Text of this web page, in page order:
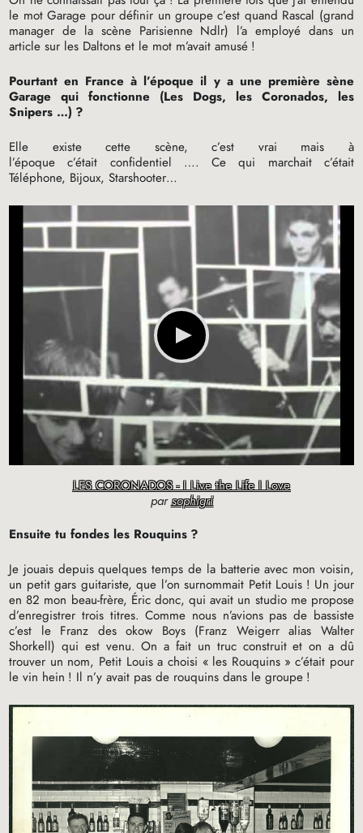
le mot Garage pour définir un groupe c’est quand Rascal (grand
manager de la scène Parisienne Ndlr) l’a employé dans un
article sur les Daltons et le mot m’avait amusé !
Pourtant en France à l’époque il y a une première sène
Garage qui fonctionne (Les Dogs, les Coronados, les
Snipers …) ?
Elle existe cette scène, c’est vrai mais à
l’époque c’était confidentiel …. Ce qui marchait c’était
Téléphone, Bijoux, Starshooter…
LES CORONADOS - I Live the Life I Love
parsophigri
Ensuite tu fondes les Rouquins ?
Je jouais depuis quelques temps de la batterie avec mon voisin,
un petit gars guitariste, que l’on surnommait Petit Louis ! Un jour
en 82 mon beau-frère, Éric donc, qui avait un studio me propose
d’enregistrer trois titres. Comme nous n’avions pas de bassiste
c’est le Franz des okow Boys (Franz Weigerr alias Walter
Shorkell) qui est venu. On a fait un truc construit et on a dû
trouver un nom, Petit Louis a choisi « les Rouquins » c’était pour
le vin hein ! Il n’y avait pas de rouquins dans le groupe !